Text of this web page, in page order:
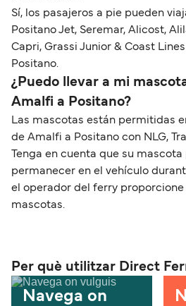
Sí, los pasajeros a pie pueden
Positano Jet, Seremar, Alicost,
Capri, Grassi Junior & Coast
Positano.
¿Puedo llevar a mi
Amalfi a Positano?
Las mascotas están permitidas
de Amalfi a Positano con NLG,
Tenga en cuenta que su
permanecer en el vehículo
el operador del ferry
mascotas.
Per què utilitzar Direct
Navega on